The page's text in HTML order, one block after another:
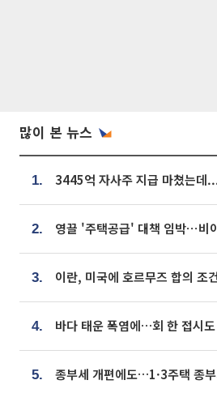
많이 본 뉴스
1.
2.
3.
4. 바다 태운 폭염에…회 한 접시도
5.